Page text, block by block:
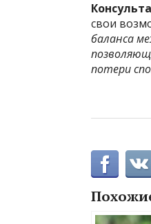
свои
баланса
потери